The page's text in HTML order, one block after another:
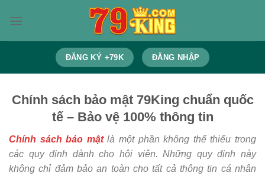
qua
ĐĂNG KÝ +79K ĐĂNG NHẬP
Chính sách bảo mật 79King chuẩn quốc
tế – Bảo vệ 100% thông tin
Chính sách bảo mậtlà một phần không thể thiếu trong
các quy định dành cho hội viên. Những quy định này
không chỉ đảm bảo an toàn cho tất cả thông tin cá nhân